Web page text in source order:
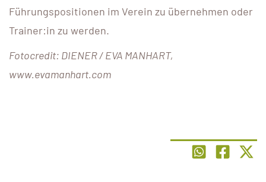
Führungspositionen im Verein zu übernehmen oder
Trainer:in zu werden.
Fotocredit: DIENER / EVA MANHART,
www.evamanhart.com